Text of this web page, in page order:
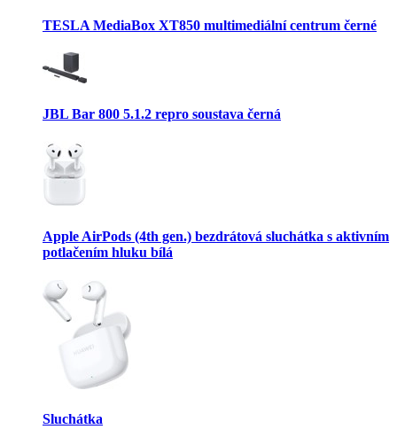
TESLA MediaBox XT850 multimediální centrum černé
JBL Bar 800 5.1.2 repro soustava černá
Apple AirPods (4th gen.) bezdrátová sluchátka s aktivním
potlačením hluku bílá
Sluchátka